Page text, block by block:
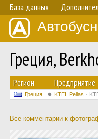
База данных
Греция,
Регион Предприятие
Греция KTEL Pellas
Все комментарии к